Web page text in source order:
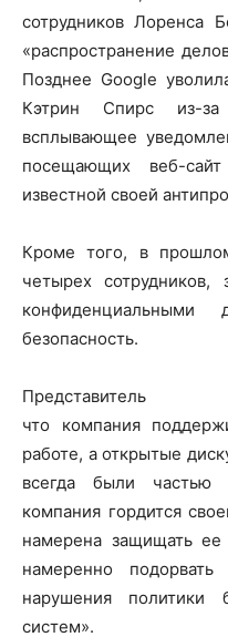
сотрудников Лоренса
«распространение
Позднее Google
Кэтрин Спирс из-
всплывающее
посещающих веб-
известной своей
Кроме того, в
четырех
безопасность.
что компания
работе, а открытые
всегда были частью
компания гордится
намерена защищать
намеренно
нарушения политики
систем».